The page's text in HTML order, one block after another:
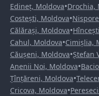
Edineț, Moldova•Drochia,
Costești, Moldova•
Călărași, Moldova•
Cahul, Moldova•Cimișlia,
Căușeni, Moldova•Ștefan
Anenii Noi, Moldova•
Țînțăreni, Moldova•
Cricova, Moldova•